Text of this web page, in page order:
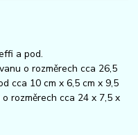
a pod.
o rozměrech cca 26,5
cca 10 cm x 6,5 cm x 9,5
rozměrech cca 24 x 7,5 x